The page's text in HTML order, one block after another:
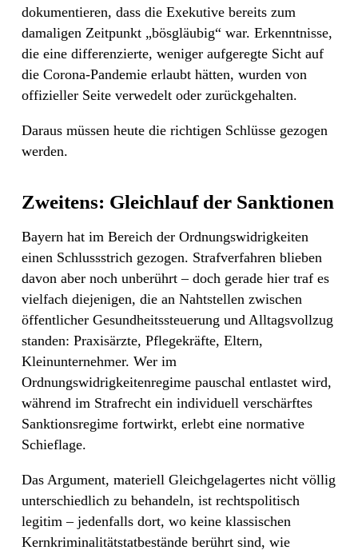
dokumentieren, dass die Exekutive bereits zum
damaligen Zeitpunkt „bösgläubig“ war. Erkenntnisse,
die eine differenzierte, weniger aufgeregte Sicht auf
die Corona-Pandemie erlaubt hätten, wurden von
offizieller Seite verwedelt oder zurückgehalten.
Daraus müssen heute die richtigen Schlüsse gezogen
werden.
Zweitens: Gleichlauf der Sanktionen
Bayern hat im Bereich der Ordnungswidrigkeiten
einen Schlussstrich gezogen. Strafverfahren blieben
davon aber noch unberührt – doch gerade hier traf es
vielfach diejenigen, die an Nahtstellen zwischen
öffentlicher Gesundheitssteuerung und Alltagsvollzug
standen: Praxisärzte, Pflegekräfte, Eltern,
Kleinunternehmer. Wer im
Ordnungswidrigkeitenregime pauschal entlastet wird,
während im Strafrecht ein individuell verschärftes
Sanktionsregime fortwirkt, erlebt eine normative
Schieflage.
Das Argument, materiell Gleichgelagertes nicht völlig
unterschiedlich zu behandeln, ist rechtspolitisch
legitim – jedenfalls dort, wo keine klassischen
Kernkriminalitätstatbestände berührt sind, wie